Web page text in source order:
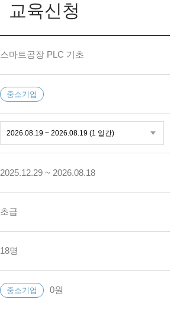
교육신청
스마트공장 PLC 기초
중소기업
2025.12.29 ~ 2026.08.18
초급
18명
중소기업 0원